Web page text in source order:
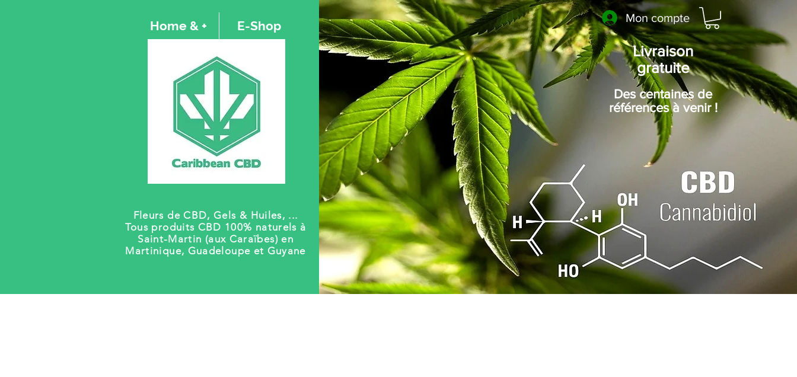
Home & + E-Shop
Fleurs de CBD, Gels & Huiles, ...
Tous produits CBD 100% naturels à
Saint-Martin (aux Caraïbes) en
Martinique, Guadeloupe et Guyane
Mon compte
Livraison
gratuite
Des centaines de
références à venir !